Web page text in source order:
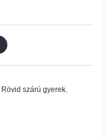
Rövid szárú gyerek,